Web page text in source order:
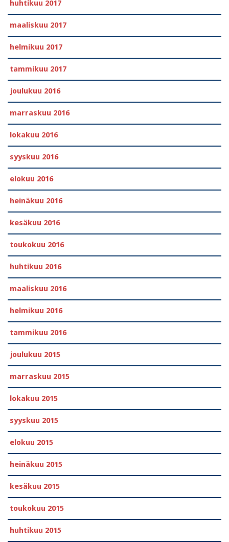
huhtikuu 2017
maaliskuu 2017
helmikuu 2017
tammikuu 2017
joulukuu 2016
marraskuu 2016
lokakuu 2016
syyskuu 2016
elokuu 2016
heinäkuu 2016
kesäkuu 2016
toukokuu 2016
huhtikuu 2016
maaliskuu 2016
helmikuu 2016
tammikuu 2016
joulukuu 2015
marraskuu 2015
lokakuu 2015
syyskuu 2015
elokuu 2015
heinäkuu 2015
kesäkuu 2015
toukokuu 2015
huhtikuu 2015